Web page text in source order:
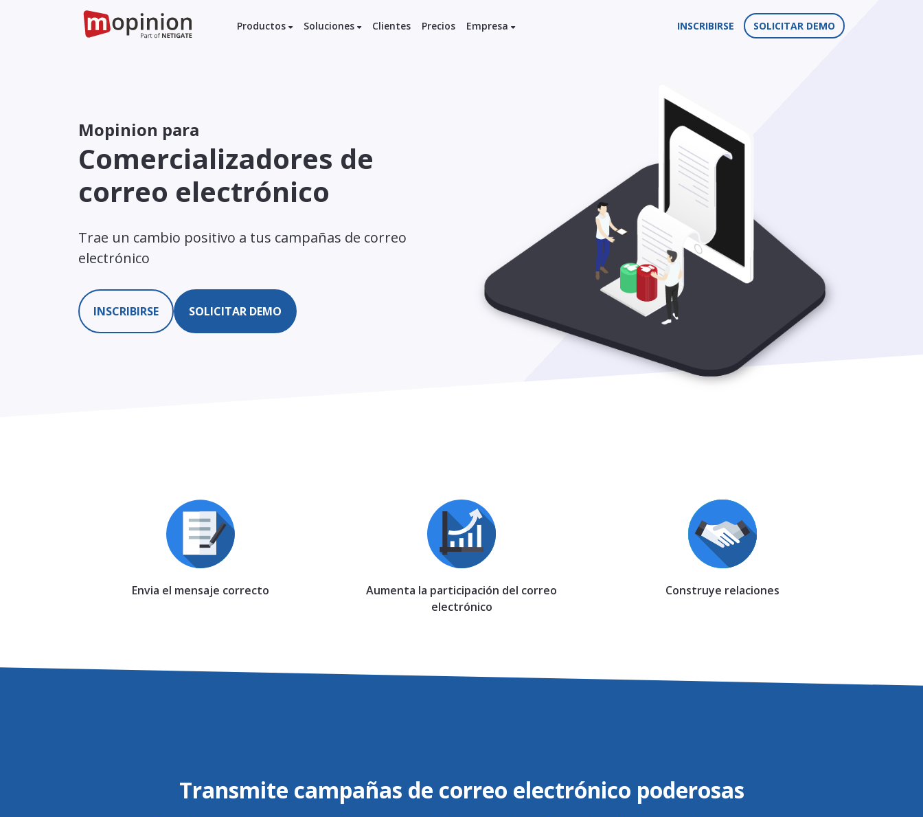
Productos Soluciones Clientes Precios Empresa INSCRIBIRSE SOLICITAR DEMO
Mopinion para
Comercializadores de
correo electrónico
Trae un cambio positivo a tus campañas de correo
electrónico
INSCRIBIRSE SOLICITAR DEMO
Envia el mensaje correcto
Aumenta la participación del correo
electrónico
Construye relaciones
Transmite campañas de correo electrónico poderosas